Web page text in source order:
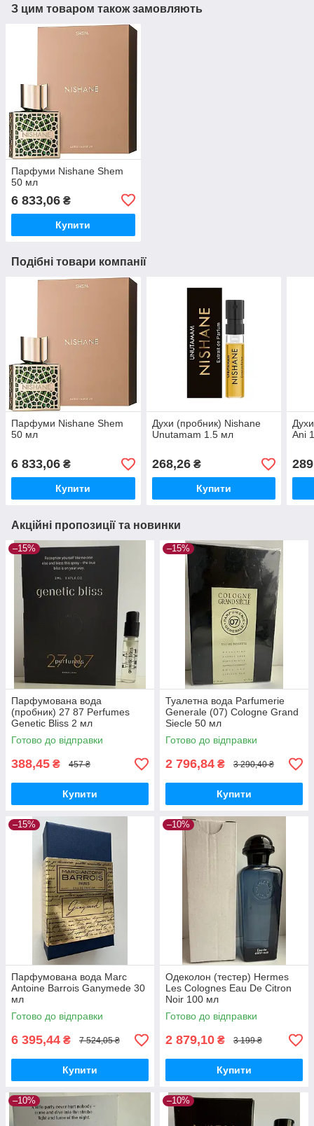
З цим товаром також замовляють
Парфуми Nishane Shem
50 мл
6 833,06 ₴
Купити
Подібні товари компанії
Парфуми Nishane Shem
50 мл
6 833,06 ₴
Купити
Духи (пробник) Nishane
Unutamam 1.5 мл
268,26₴
Купити
Ani
Акційні пропозиції та новинки
–15%
Парфумована вода
(пробник) 27 87 Perfumes
Genetic Bliss 2 мл
Готово до відправки
388,45 ₴ 457 ₴
Купити
–15%
Туалетна вода Parfumerie
Generale (07) Cologne Grand
Siecle 50 мл
Готово до відправки
2 796,84 ₴ 3 290,40 ₴
Купити
–15%
Парфумована вода Marc
Antoine Barrois Ganymede 30
мл
Готово до відправки
6 395,44 ₴ 7 524,05 ₴
Купити
–10%
Одеколон (тестер) Hermes
Les Colognes Eau De Citron
Noir 100 мл
Готово до відправки
2 879,10 ₴ 3 199 ₴
Купити
–10% –10%